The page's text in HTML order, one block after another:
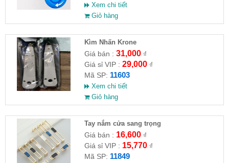
Xem chi tiết
Giỏ hàng
Kìm Nhấn Krone
Giá bán : 31,000₫
Giá sỉ VIP : 29,000₫
Mã SP: 11603
Xem chi tiết
Giỏ hàng
Tay nắm cửa sang trọng
Giá bán : 16,600₫
Giá sỉ VIP : 15,770₫
Mã SP: 11849